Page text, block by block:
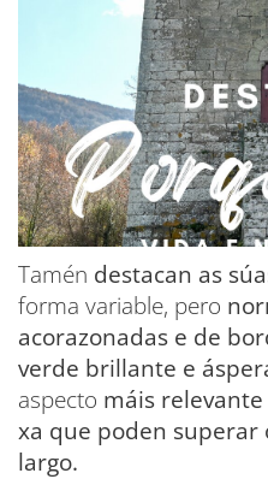
Tamén destacan as
forma variable, pero
acorazonadas e de
verde brillante e
aspecto máis
xa que poden superar
largo.